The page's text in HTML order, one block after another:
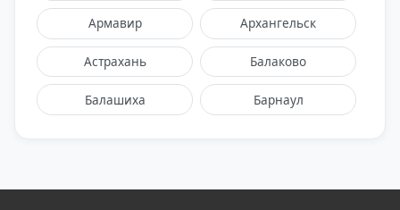
Армавир Архангельск
Астрахань Балаково
Балашиха Барнаул